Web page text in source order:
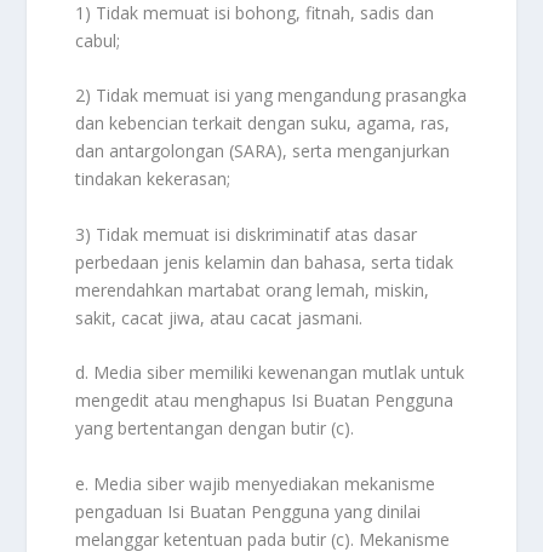
1) Tidak memuat isi bohong, fitnah, sadis dan
cabul;
2) Tidak memuat isi yang mengandung prasangka
dan kebencian terkait dengan suku, agama, ras,
dan antargolongan (SARA), serta menganjurkan
tindakan kekerasan;
3) Tidak memuat isi diskriminatif atas dasar
perbedaan jenis kelamin dan bahasa, serta tidak
merendahkan martabat orang lemah, miskin,
sakit, cacat jiwa, atau cacat jasmani.
d. Media siber memiliki kewenangan mutlak untuk
mengedit atau menghapus Isi Buatan Pengguna
yang bertentangan dengan butir (c).
e. Media siber wajib menyediakan mekanisme
pengaduan Isi Buatan Pengguna yang dinilai
melanggar ketentuan pada butir (c). Mekanisme